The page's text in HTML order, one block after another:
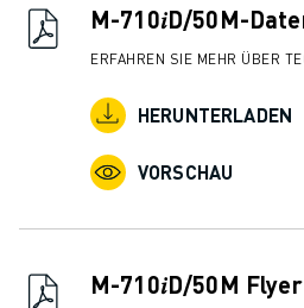
UNSERE STANDORTE
NACHHALTIGKEIT
GESTALTEN SIE IHRE ZUKUNFT MIT
JETZT BEWERBEN » KARRIEREPORTAL
STANDORTE
M-710𝑖D/50M-
ERFAHREN SIE MEHR ÜBER
HERUNTERLADEN
VORSCHAU
M-710𝑖D/50M Flyer